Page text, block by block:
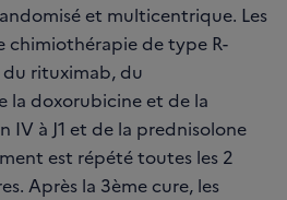
et multicentrique. Les
chimiothérapie de type R-
du rituximab, du
la doxorubicine et de la
IV à J1 et de la prednisolone
est répété toutes les 2
Après la 3ème cure, les